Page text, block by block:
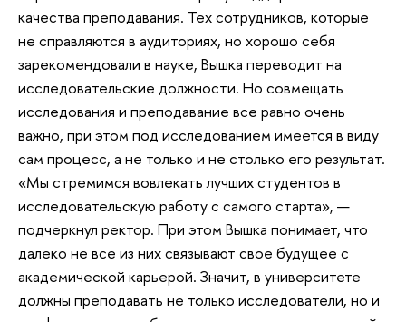
качества преподавания. Тех сотрудников, которые
не справляются в аудиториях, но хорошо себя
зарекомендовали в науке, Вышка переводит на
исследовательские должности. Но совмещать
исследования и преподавание все равно очень
важно, при этом под исследованием имеется в виду
сам процесс, а не только и не столько его результат.
«Мы стремимся вовлекать лучших студентов в
исследовательскую работу с самого старта», —
подчеркнул ректор. При этом Вышка понимает, что
далеко не все из них связывают свое будущее с
академической карьерой. Значит, в университете
должны преподавать не только исследователи, но и